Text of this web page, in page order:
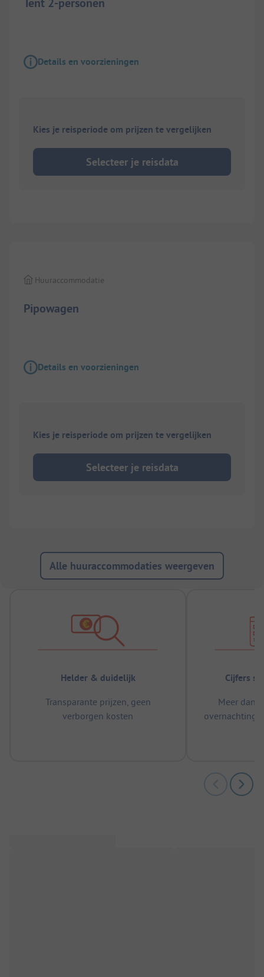
Details en voorzieningen
Kies je reisperiode om prijzen te vergelijken
Selecteer je reisdata
Pipowagen
Huuraccommodatie
Details en voorzieningen
Kies je reisperiode om prijzen te vergelijken
Selecteer je reisdata
Alle huuraccommodaties weergeven
Helder & duidelijk
Transparante prijzen, geen
verborgen kosten
Cijfers
Meer dan